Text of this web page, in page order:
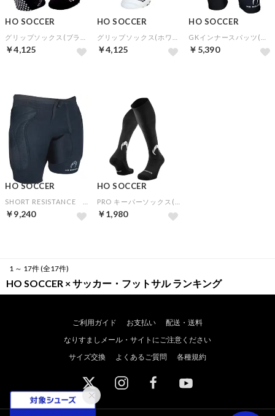
HO SOCCER
￥4,125
HO SOCCER
￥4,125
HO SOCCER
￥5,390
HO SOCCER
￥9,240
HO SOCCER
￥1,980
1 ～ 17件 (全17件)
HO SOCCER × サッカー・フットサル ランキング
ご利用ガイド お支払い
配送・送料
なりすましメール・サイトにご注意ください
サイズ交換
よくあるご質問 各種規約